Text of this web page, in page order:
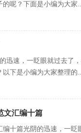
呢？下面是小编为大家
迅速，一眨眼就过去了
下是小编为大家整理的
文汇编十篇
编十篇光阴的迅速，一